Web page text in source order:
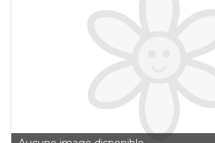
Promotions et
Calendrier horticole
Emplois